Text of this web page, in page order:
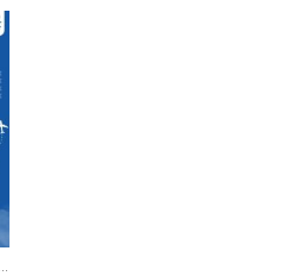
PAKET WISATA JOGJA DARI CILEGON SERANG BANTEN